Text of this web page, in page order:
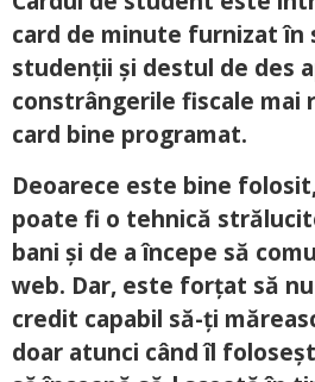
card de minute furnizat în
studenții și destul de des
constrângerile fiscale mai
card bine programat.
Deoarece este bine
poate fi o tehnică
bani și de a începe să
web. Dar, este forțat să
credit capabil să-ți
doar atunci când îl